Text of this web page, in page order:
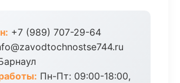
+7 (989) 707-29-64
Пн-Пт: 09:00-18:00,